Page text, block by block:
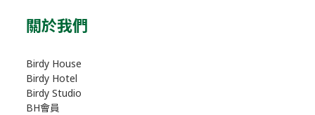
關於我們
Birdy House
Birdy Hotel
Birdy Studio
BH會員